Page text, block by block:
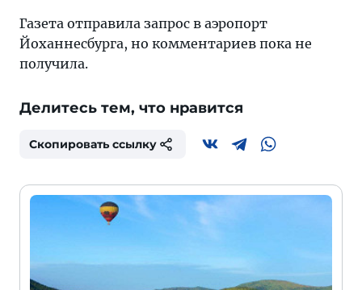
Газета отправила запрос в аэропорт
Йоханнесбурга, но комментариев пока не
получила.
Делитесь тем, что нравится
Скопировать ссылку